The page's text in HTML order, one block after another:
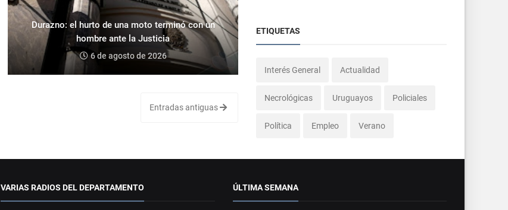
Durazno: el hurto de una moto terminó con un
hombre ante la Justicia
6 de agosto de 2026
Entradas antiguas
ETIQUETAS
Interés General Actualidad
Necrológicas Uruguayos Policiales
Política Empleo Verano
VARIAS RADIOS DEL DEPARTAMENTO ÚLTIMA SEMANA